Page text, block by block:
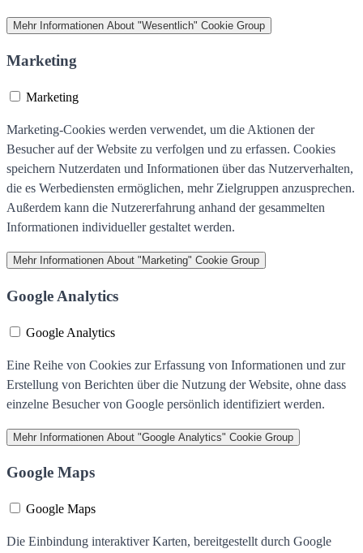
Mehr Informationen About "Wesentlich" Cookie Group
Marketing
Marketing
Marketing-Cookies werden verwendet, um die Aktionen der
Besucher auf der Website zu verfolgen und zu erfassen. Cookies
speichern Nutzerdaten und Informationen über das Nutzerverhalten,
die es Werbediensten ermöglichen, mehr Zielgruppen anzusprechen.
Außerdem kann die Nutzererfahrung anhand der gesammelten
Informationen individueller gestaltet werden.
Mehr Informationen About "Marketing" Cookie Group
Google Analytics
Google Analytics
Eine Reihe von Cookies zur Erfassung von Informationen und zur
Erstellung von Berichten über die Nutzung der Website, ohne dass
einzelne Besucher von Google persönlich identifiziert werden.
Mehr Informationen About "Google Analytics" Cookie Group
Google Maps
Google Maps
Die Einbindung interaktiver Karten, bereitgestellt durch Google